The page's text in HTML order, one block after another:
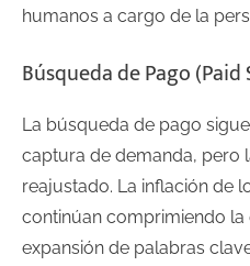
humanos a cargo de la
Búsqueda de Pago (Paid
La búsqueda de pago
captura de demanda, pero
reajustado. La inflación de
continúan comprimiendo la
expansión de palabras